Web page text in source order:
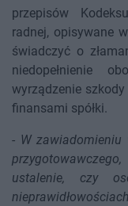
przepisów
radnej, opisywane
świadczyć o
niedopełnienie
wyrządzenie
finansami spółki.
- W zawiadomieniu
ustalenie, czy